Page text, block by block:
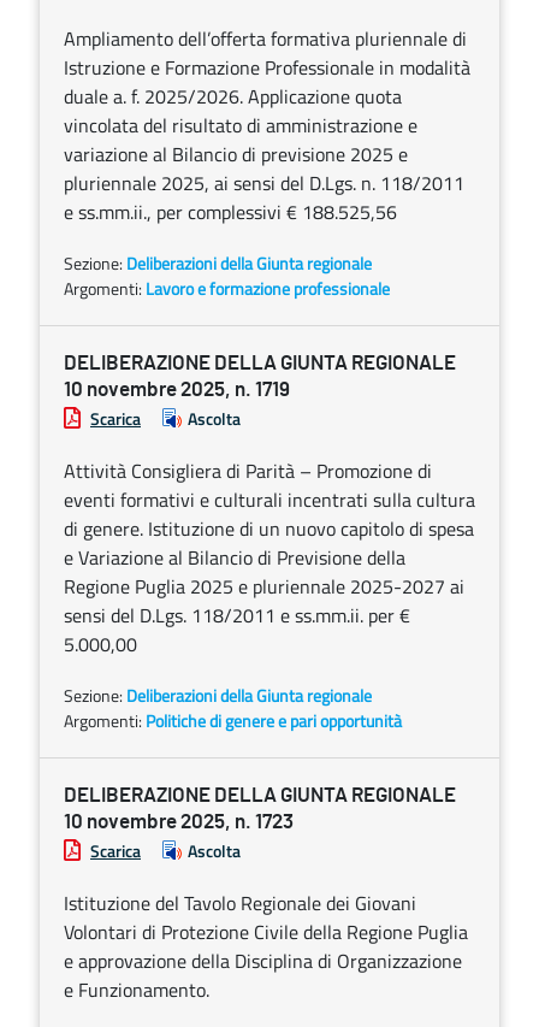
Ampliamento dell’offerta formativa pluriennale di
Istruzione e Formazione Professionale in modalità
duale a. f. 2025/2026. Applicazione quota
vincolata del risultato di amministrazione e
variazione al Bilancio di previsione 2025 e
pluriennale 2025, ai sensi del D.Lgs. n. 118/2011
e ss.mm.ii., per complessivi € 188.525,56
Sezione: Deliberazioni della Giunta regionale
Argomenti: Lavoro e formazione professionale
DELIBERAZIONE DELLA GIUNTA REGIONALE
10 novembre 2025, n. 1719
Scarica Ascolta
Attività Consigliera di Parità – Promozione di
eventi formativi e culturali incentrati sulla cultura
di genere. Istituzione di un nuovo capitolo di spesa
e Variazione al Bilancio di Previsione della
Regione Puglia 2025 e pluriennale 2025-2027 ai
sensi del D.Lgs. 118/2011 e ss.mm.ii. per €
5.000,00
Sezione: Deliberazioni della Giunta regionale
Argomenti: Politiche di genere e pari opportunità
DELIBERAZIONE DELLA GIUNTA REGIONALE
10 novembre 2025, n. 1723
Scarica Ascolta
Istituzione del Tavolo Regionale dei Giovani
Volontari di Protezione Civile della Regione Puglia
e approvazione della Disciplina di Organizzazione
e Funzionamento.